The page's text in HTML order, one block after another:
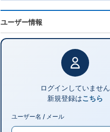
ユーザー情報
ログインしていません
新規登録はこちら
ユーザー名 / メール